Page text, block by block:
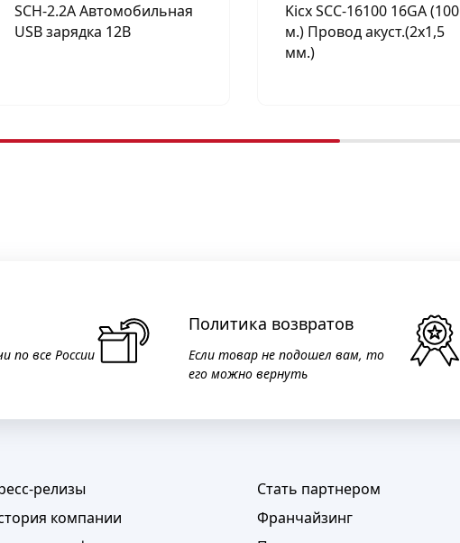
SCH-2.2A Автомобильная
USB зарядка 12В
Kicx SCC-16100 16GA (100
м.) Провод акуст.(2х1,5
мм.)
по все России
Политика возвратов
Если товар не подошел вам, то
его можно вернуть
релизы
компании
Стать партнером
Франчайзинг